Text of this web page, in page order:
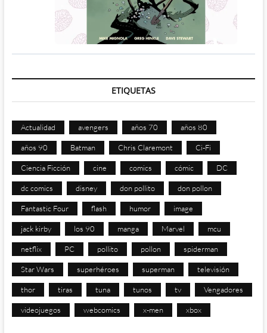
ETIQUETAS
Actualidad avengers años 70 años 80
años 90 Batman Chris Claremont Ci-Fi
Ciencia Ficción cine comics cómic DC
dc comics disney don pollito don pollon
Fantastic Four flash humor image
jack kirby los 90 manga Marvel mcu
netflix PC pollito pollon spiderman
Star Wars superhéroes superman televisión
thor tiras tuna tunos tv Vengadores
videojuegos webcomics x-men xbox